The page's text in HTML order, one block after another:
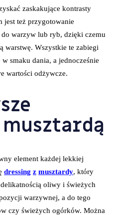
zaskakujące kontrasty
jest też przygotowanie
warzyw lub ryb, dzięki czemu
warstwę. Wszystkie te zabiegi
smaku dania, a jednocześnie
wartości odżywcze.
element każdej lekkiej
dressing z musztardy, który
oliwy i świeżych
warzywnej, a do tego
czy świeżych ogórków. Można